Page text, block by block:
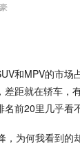
和MPV的市场
差距就在轿车，
前20里几乎看